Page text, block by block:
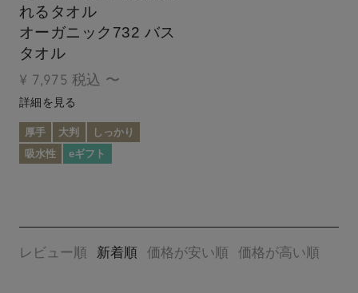
れるタオル
オーガニック732 バス
タオル
¥ 7,975 税込 〜
詳細を見る
厚手 大判
しっかり
吸水性
eギフト
レビュー順 新着順 価格が安い順 価格が高い順